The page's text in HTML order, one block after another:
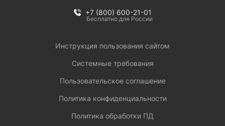
+7 (800) 600-21-01
Бесплатно для России
Инструкция пользования сайтом
Системные требования
Пользовательское соглашение
Политика конфиденциальности
Политика обработки ПД